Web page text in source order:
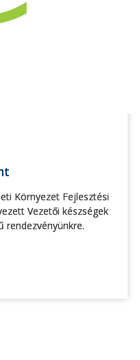
Környezet Fejlesztési
Vezetői készségek
rendezvényünkre.